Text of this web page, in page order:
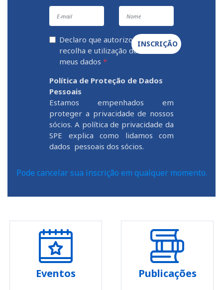
Declaro que autorizo a
recolha e utilização dos
meus dados *
INSCRIÇÃO
Política de Proteção de Dados
Pessoais
Estamos empenhados em
proteger a privacidade de nossos
sócios. A política de privacidade da
SPE explica como lidamos com
dados pessoais dos sócios.
Pode cancelar sua inscrição em qualquer momento.
Eventos Publicações